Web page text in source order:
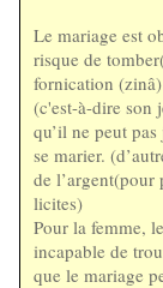
Le mariage est
risque de
fornication
(c'est-à-dire son
qu’il ne peut
se marier.
de l’argent(pour
licites)
Pour la femme,
incapable de
que le mariage